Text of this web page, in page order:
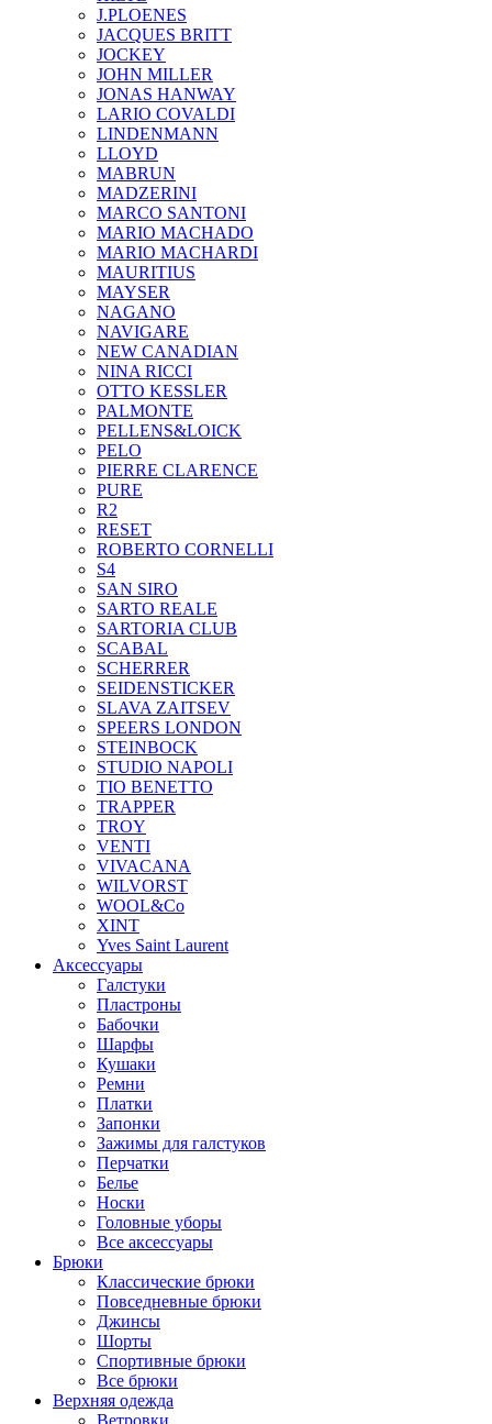
J.PLOENES
JAСQUES BRITT
JOCKEY
JOHN MILLER
JONAS HANWAY
LARIO COVALDI
LINDENMANN
LLOYD
MABRUN
MADZERINI
MARCO SANTONI
MARIO MACHADO
MARIO MACHARDI
MAURITIUS
MAYSER
NAGANO
NAVIGARE
NEW CANADIAN
NINA RICCI
OTTO KESSLER
PALMONTE
PELLENS&LOICK
PELO
PIERRE CLARENCE
PURE
R2
RESET
ROBERTO CORNELLI
S4
SAN SIRO
SARTO REALE
SARTORIA CLUB
SCABAL
SCHERRER
SEIDENSTICKER
SLAVA ZAITSEV
SPEERS LONDON
STEINBOCK
STUDIO NAPOLI
TIO BENETTO
TRAPPER
TROY
VENTI
VIVACANA
WILVORST
WOOL&Co
XINT
Yves Saint Laurent
Аксессуары
Галстуки
Пластроны
Бабочки
Шарфы
Кушаки
Ремни
Платки
Запонки
Зажимы для галстуков
Перчатки
Белье
Носки
Головные уборы
Все аксессуары
Брюки
Классические брюки
Повседневные брюки
Джинсы
Шорты
Спортивные брюки
Все брюки
Верхняя одежда
Ветровки